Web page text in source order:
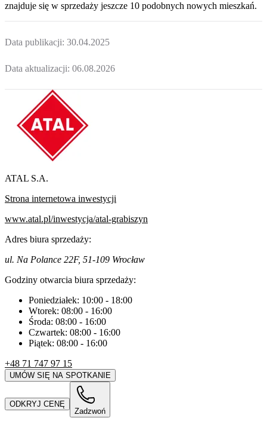
znajduje się w sprzedaży jeszcze 10 podobnych nowych mieszkań.
Data publikacji: 30.04.2025
Data aktualizacji: 06.08.2026
ATAL S.A.
Strona internetowa inwestycji
www.atal.pl/inwestycja/atal-grabiszyn
Adres biura sprzedaży:
ul. Na Polance 22F, 51-109 Wrocław
Godziny otwarcia biura sprzedaży:
Poniedziałek: 10:00 - 18:00
Wtorek: 08:00 - 16:00
Środa: 08:00 - 16:00
Czwartek: 08:00 - 16:00
Piątek: 08:00 - 16:00
+48 71 747 97 15
UMÓW SIĘ NA SPOTKANIE
ODKRYJ CENĘ
Zadzwoń